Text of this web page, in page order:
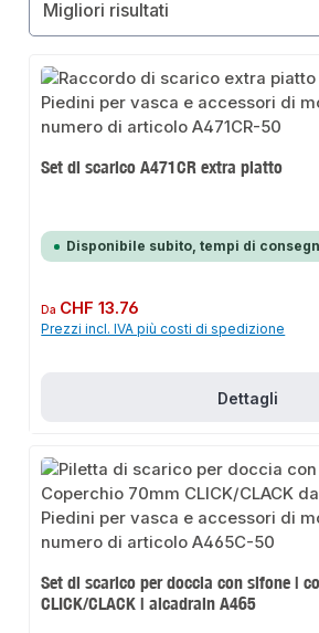
Set di scarico A471CR extra piatto
Disponibile subito, tempi di
Prezzo normale:
Da CHF 13.76
Prezzi incl. IVA più costi di spedizione
Dettagli
Set di scarico per doccia con sifone |
CLICK/CLACK | alcadrain A465